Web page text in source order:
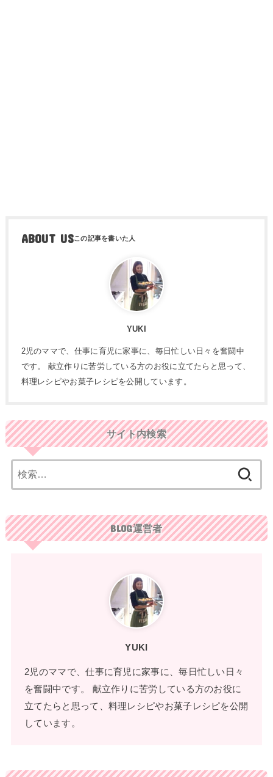
ABOUT US
YUKI
2児のママで、仕事に育児に家事に、毎日忙しい日々を奮闘中
です。 献立作りに苦労している方のお役に立てたらと思って、
料理レシピやお菓子レシピを公開しています。
サイト内検索
索:
BLOG運営者
YUKI
2児のママで、仕事に育児に家事に、毎日忙しい日々
を奮闘中です。 献立作りに苦労している方のお役に
立てたらと思って、料理レシピやお菓子レシピを公開
しています。